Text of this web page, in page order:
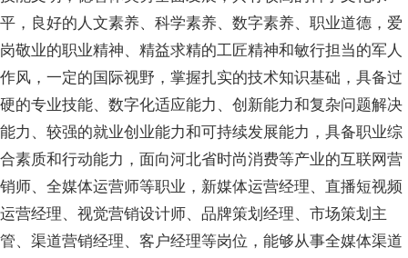
平，良好的人文素养、科学素养、数字素养、职业道德，爱
岗敬业的职业精神、精益求精的工匠精神和敏行担当的军人
作风，一定的国际视野，掌握扎实的技术知识基础，具备过
硬的专业技能、数字化适应能力、创新能力和复杂问题解决
能力、较强的就业创业能力和可持续发展能力，具备职业综
合素质和行动能力，面向河北省时尚消费等产业的互联网营
销师、全媒体运营师等职业，新媒体运营经理、直播短视频
运营经理、视觉营销设计师、品牌策划经理、市场策划主
管、渠道营销经理、客户经理等岗位，能够从事全媒体渠道